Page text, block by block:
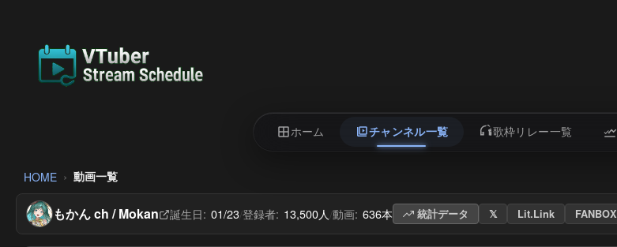
ホーム チャンネル一覧 歌枠リレー一覧
HOME 動画一覧
もかん ch / Mokan 誕生日: 01/23/登録者: 13,500人/動画: 636本 統計データ 𝕏 Lit.Link FANBOX